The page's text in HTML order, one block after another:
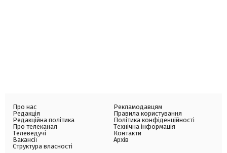
Про нас
Редакція
Редакційна політика
Про телеканал
Телеведучі
Вакансії
Структура власності
Рекламодавцям
Правила користування
Політика конфіденційності
Технічна інформація
Контакти
Архів